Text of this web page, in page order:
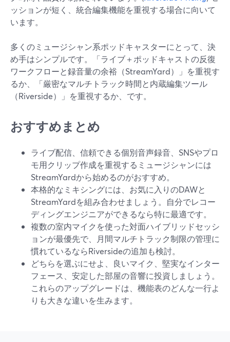
ッションが短く、統合編集機能を重視する場合に向いて
います。
多くのミュージシャン系ポッドキャスターにとって、決
め手はシンプルです。「ライブ＋ポッドキャストの反復
ワークフローと録音量の余裕（StreamYard）」を重視す
るか、「厳密なマルチトラック時間と内蔵編集ツール
（Riverside）」を重視するか、です。
おすすめまとめ
ライブ配信、信頼できる個別音声録音、SNSやプロ
モ用クリップ作成を重視するミュージシャンには
StreamYardから始めるのがおすすめ。
本格的なミキシングには、お気に入りのDAWと
StreamYardを組み合わせましょう。自分でレコー
ディングエンジニアができるなら特に最適です。
複数の室内マイクを使った対面ハイブリッドセッシ
ョンが最優先で、月間マルチトラック制限の管理に
慣れているならRiversideの追加も検討。
どちらを選ぶにせよ、良いマイク、堅実なインター
フェース、安定した部屋の音響に投資しましょう。
これらのアップグレードは、機能表のどんな一行よ
りも大きな違いを生みます。